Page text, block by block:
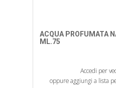
ACQUA PROFUMATA
ML.75
Accedi per
oppure aggiungi a lista